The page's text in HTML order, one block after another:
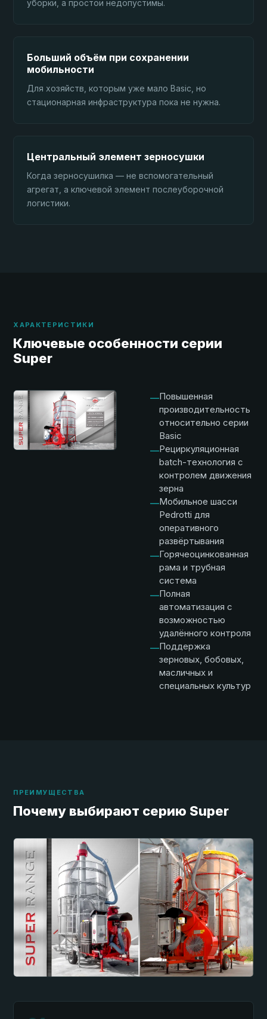
уборки, а простои недопустимы.
Больший объём при сохранении
мобильности
Для хозяйств, которым уже мало Basic, но
стационарная инфраструктура пока не нужна.
Центральный элемент зерносушки
Когда зерносушилка — не вспомогательный
агрегат, а ключевой элемент послеуборочной
логистики.
ХАРАКТЕРИСТИКИ
Ключевые особенности серии
Super
—Повышенная
производительность
относительно серии
Basic
—Рециркуляционная
batch-технология с
контролем движения
зерна
—Мобильное шасси
Pedrotti для
оперативного
развёртывания
—Горячеоцинкованная
рама и трубная
система
—Полная
автоматизация с
возможностью
удалённого контроля
—Поддержка
зерновых, бобовых,
масличных и
специальных культур
ПРЕИМУЩЕСТВА
Почему выбирают серию Super